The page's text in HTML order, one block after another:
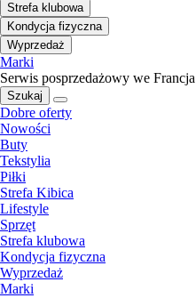
Strefa klubowa
Kondycja fizyczna
Wyprzedaż
Marki
Serwis posprzedażowy we Francja
Szukaj
Dobre oferty
Nowości
Buty
Tekstylia
Piłki
Strefa Kibica
Lifestyle
Sprzęt
Strefa klubowa
Kondycja fizyczna
Wyprzedaż
Marki